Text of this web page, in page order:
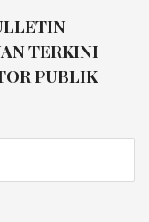
TERKINI
PUBLIK